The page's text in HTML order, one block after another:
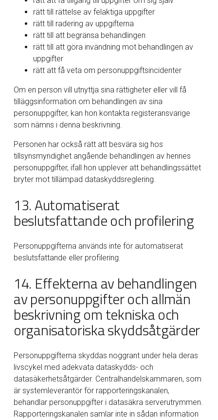
rätt till rättelse av felaktiga uppgifter
rätt till radering av uppgifterna
rätt till att begränsa behandlingen
rätt till att göra invändning mot behandlingen av
uppgifter
rätt att få veta om personuppgiftsincidenter
Om en person vill utnyttja sina rättigheter eller vill få
tilläggsinformation om behandlingen av sina
personuppgifter, kan hon kontakta registeransvarige
som nämns i denna beskrivning.
Personen har också rätt att besvära sig hos
tillsynsmyndighet angående behandlingen av hennes
personuppgifter, ifall hon upplever att behandlingssättet
bryter mot tillämpad dataskyddsreglering.
13. Automatiserat
beslutsfattande och profilering
Personuppgifterna används inte för automatiserat
beslutsfattande eller profilering.
14. Effekterna av behandlingen
av personuppgifter och allmän
beskrivning om tekniska och
organisatoriska skyddsåtgärder
Personuppgifterna skyddas noggrant under hela deras
livscykel med adekvata dataskydds- och
datasäkerhetsåtgärder. Centralhandelskammaren, som
är systemleverantör för rapporteringskanalen,
behandlar personuppgifter i datasäkra serverutrymmen.
Rapporteringskanalen samlar inte in sådan information